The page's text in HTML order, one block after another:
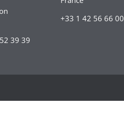
39 39
+33 1 42 56 66 00